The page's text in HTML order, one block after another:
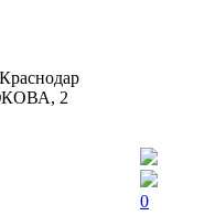
Краснодар
2
0